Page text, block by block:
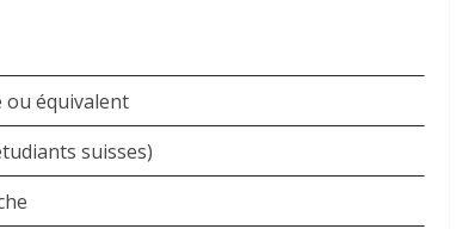
ou équivalent
suisses)